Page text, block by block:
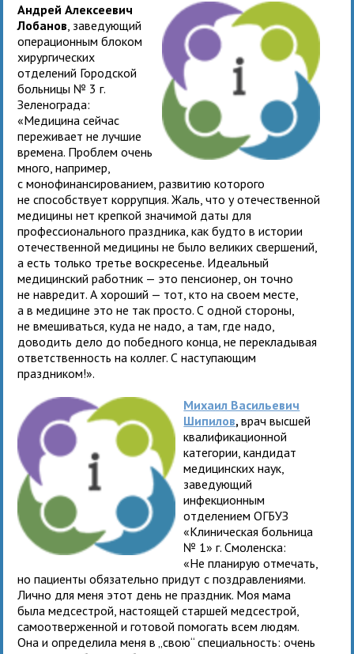
Андрей Алексеевич
Лобанов , заведующий
операционным блоком
хирургических
отделений Городской
больницы № 3 г.
Зеленограда:
«Медицина сейчас
переживает не лучшие
времена. Проблем очень
много, например,
с монофинансированием, развитию которого
не способствует коррупция. Жаль, что у отечественной
медицины нет крепкой значимой даты для
профессионального праздника, как будто в истории
отечественной медицины не было великих свершений,
а есть только третье воскресенье. Идеальный
медицинский работник — это пенсионер, он точно
не навредит. А хороший — тот, кто на своем месте,
а в медицине это не так просто. С одной стороны,
не вмешиваться, куда не надо, а там, где надо,
доводить дело до победного конца, не перекладывая
ответственность на коллег. С наступающим
праздником!».
Михаил Васильевич
Шипилов,врач высшей
квалификационной
категории, кандидат
медицинских наук,
заведующий
инфекционным
отделением ОГБУЗ
«Клиническая больница
№ 1» г. Смоленска:
«Не планирую отмечать,
но пациенты обязательно придут с поздравлениями.
Лично для меня этот день не праздник. Моя мама
была медсестрой, настоящей старшей медсестрой,
самоотверженной и готовой помогать всем людям.
Она и определила меня в „свою“ специальность: очень